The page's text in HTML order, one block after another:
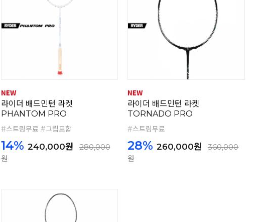
라이더 배드민턴 라켓
PHANTOM PRO
#스트링무료 #그립포함
14% 240,000원
280,000
원
라이더 배드민턴 라켓
TORNADO PRO
#스트링무료
28% 260,000원
360,000
원